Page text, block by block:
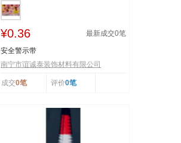
¥0.36 最新成交0笔
安全警示带
南宁市谊诚泰装饰材料有限公司
成交0笔 评价0笔